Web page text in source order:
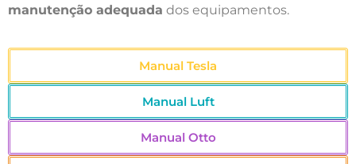
manutenção adequada dos equipamentos.
Manual Tesla
Manual Luft
Manual Otto